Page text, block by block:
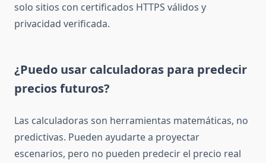
solo sitios con certificados HTTPS válidos y
privacidad verificada.
¿Puedo usar calculadoras para predecir
precios futuros?
Las calculadoras son herramientas matemáticas, no
predictivas. Pueden ayudarte a proyectar
escenarios, pero no pueden predecir el precio real